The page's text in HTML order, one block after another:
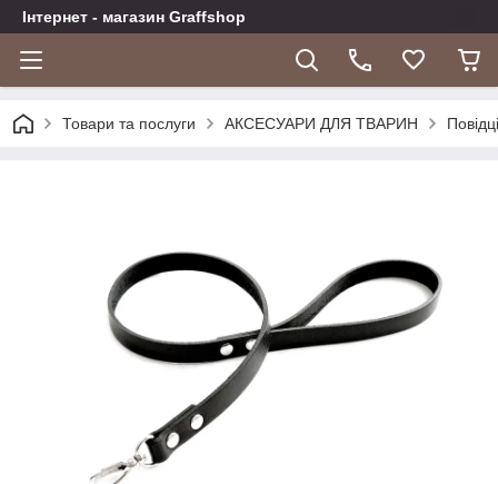
Інтернет - магазин Graffshop
Товари та послуги АКСЕСУАРИ ДЛЯ ТВАРИН Повідці